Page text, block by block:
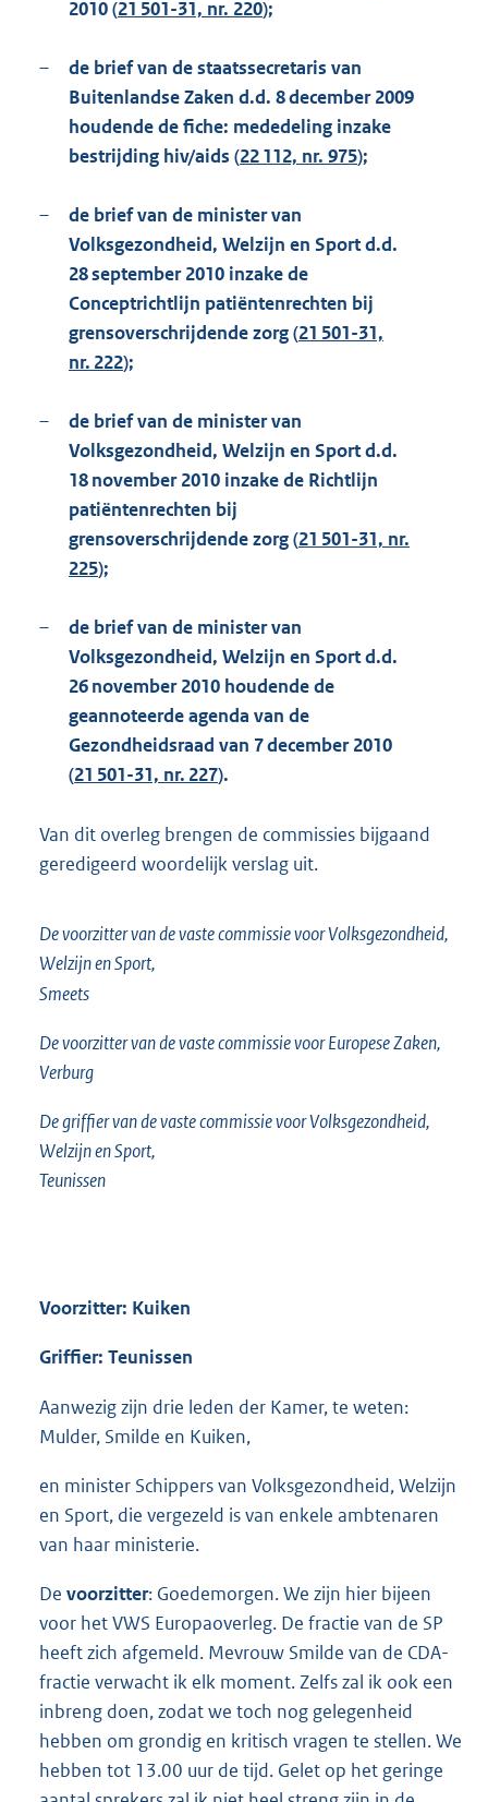
2010 (21 501-31, nr. 220);
–
de brief van de staatssecretaris van
Buitenlandse Zaken d.d. 8 december 2009
houdende de fiche: mededeling inzake
bestrijding hiv/aids (22 112, nr. 975);
–
de brief van de minister van
Volksgezondheid, Welzijn en Sport d.d.
28 september 2010 inzake de
Conceptrichtlijn patiëntenrechten bij
grensoverschrijdende zorg (21 501-31,
nr. 222);
–
de brief van de minister van
Volksgezondheid, Welzijn en Sport d.d.
18 november 2010 inzake de Richtlijn
patiëntenrechten bij
grensoverschrijdende zorg (21 501-31, nr.
225);
–
de brief van de minister van
Volksgezondheid, Welzijn en Sport d.d.
26 november 2010 houdende de
geannoteerde agenda van de
Gezondheidsraad van 7 december 2010
(21 501-31, nr. 227).
Van dit overleg brengen de commissies bijgaand
geredigeerd woordelijk verslag uit.
De voorzitter van de vaste commissie voor Volksgezondheid,
Welzijn en Sport,
Smeets
De voorzitter van de vaste commissie voor Europese Zaken,
Verburg
De griffier van de vaste commissie voor Volksgezondheid,
Welzijn en Sport,
Teunissen
Voorzitter: Kuiken
Griffier: Teunissen
Aanwezig zijn drie leden der Kamer, te weten:
Mulder, Smilde en Kuiken,
en minister Schippers van Volksgezondheid, Welzijn
en Sport, die vergezeld is van enkele ambtenaren
van haar ministerie.
De voorzitter: Goedemorgen. We zijn hier bijeen
voor het VWS Europaoverleg. De fractie van de SP
heeft zich afgemeld. Mevrouw Smilde van de CDA-
fractie verwacht ik elk moment. Zelfs zal ik ook een
inbreng doen, zodat we toch nog gelegenheid
hebben om grondig en kritisch vragen te stellen. We
hebben tot 13.00 uur de tijd. Gelet op het geringe